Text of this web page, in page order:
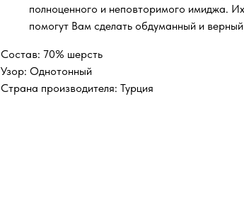
полноценного и неповторимого имиджа.
помогут Вам сделать обдуманный и
Состав: 70% шерсть
Узор: Однотонный
Страна производителя: Турция